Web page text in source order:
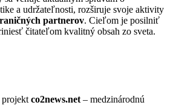
a udržateľnosti, rozširuje svoje aktivity
partnerov. Cieľom je posilniť
čitateľom kvalitný obsah zo sveta.
co2news.net – medzinárodnú